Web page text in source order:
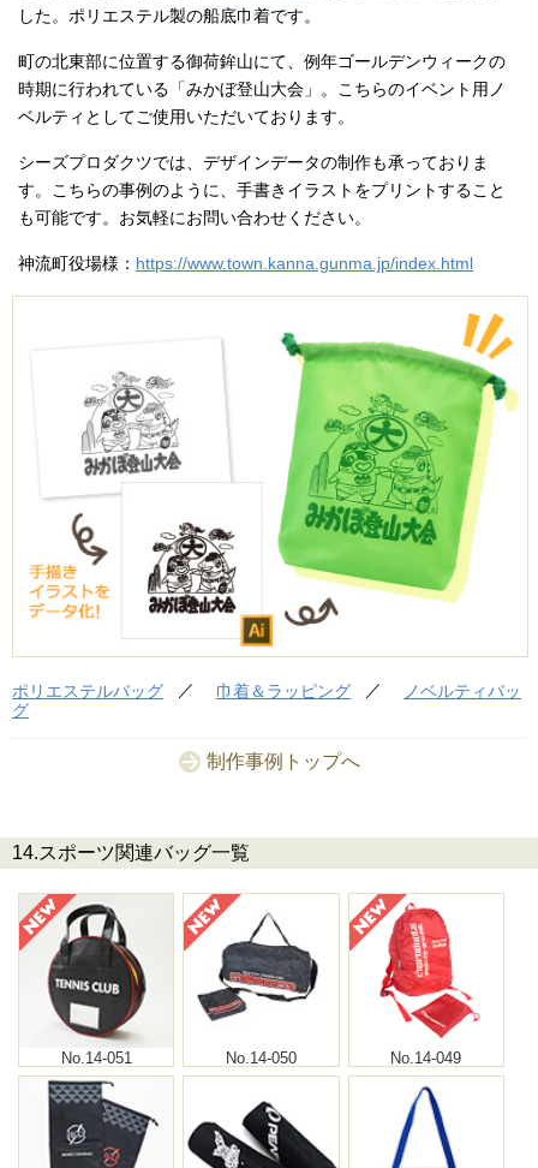
した。ポリエステル製の船底巾着です。
町の北東部に位置する御荷鉾山にて、例年ゴールデンウィークの
時期に行われている「みかぼ登山大会」。こちらのイベント用ノ
ベルティとしてご使用いただいております。
シーズプロダクツでは、デザインデータの制作も承っておりま
す。こちらの事例のように、手書きイラストをプリントすること
も可能です。お気軽にお問い合わせください。
神流町役場様： https://www.town.kanna.gunma.jp/index.html
ポリエステルバッグ 巾着＆ラッピング
ノベルティバッ
グ
制作事例トップへ
14.スポーツ関連バッグ一覧
No.14-051 No.14-050 No.14-049